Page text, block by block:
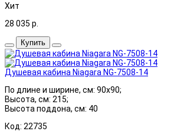
Хит
28 035 р.
Купить
Душевая кабина Niagara NG-7508-14
По длине и ширине, см: 90x90;
Высота, см: 215;
Высота поддона, см: 40
Код: 22735